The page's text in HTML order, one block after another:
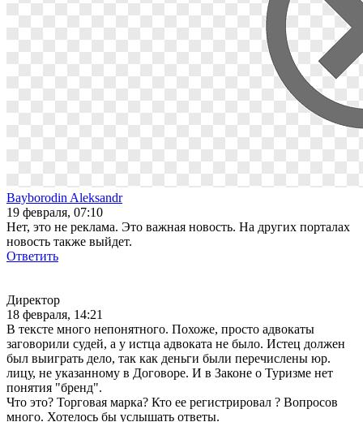
Bayborodin Aleksandr
19 февраля, 07:10
Нет, это не реклама. Это важная новость. На других порталах
новость также выйдет.
Ответить
Директор
18 февраля, 14:21
В тексте много непонятного. Похоже, просто адвокаты
заговорили судей, а у истца адвоката не было. Истец должен
был выиграть дело, так как деньги были перечислены юр.
лицу, не указанному в Договоре. И в Законе о Туризме нет
понятия "бренд".
Что это? Торговая марка? Кто ее регистрировал ? Вопросов
много. Хотелось бы услышать ответы.